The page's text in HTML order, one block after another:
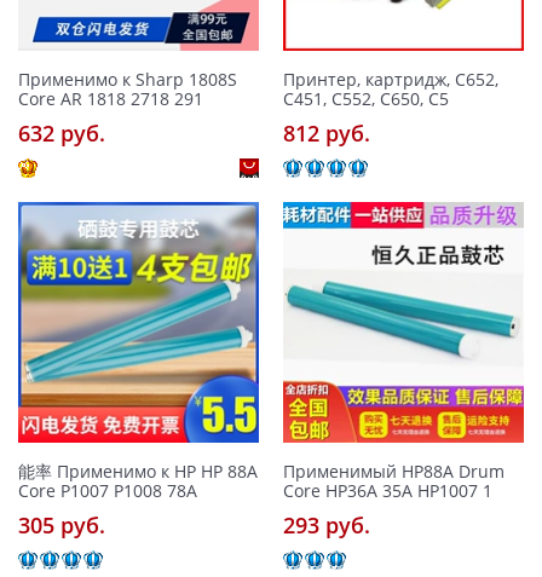
Применимо к Sharp 1808S
Core AR 1818 2718 291
632 pуб.
Принтер, картридж, C652,
C451, C552, C650, C5
812 pуб.
能率 Применимо к HP HP 88A
Core P1007 P1008 78A
305 pуб.
Применимый HP88A Drum
Core HP36A 35A HP1007 1
293 pуб.